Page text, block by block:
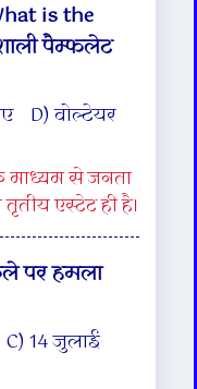
is the
पैम्फलेट
D) वोल्टेयर
माध्यम से जनता
एस्टेट ही है।
पर हमला
14 जुलाई